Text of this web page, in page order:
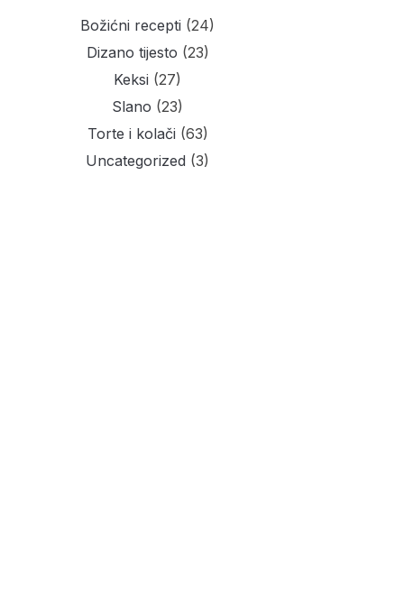
Božićni recepti (24)
Dizano tijesto (23)
Keksi (27)
Slano (23)
Torte i kolači (63)
Uncategorized (3)